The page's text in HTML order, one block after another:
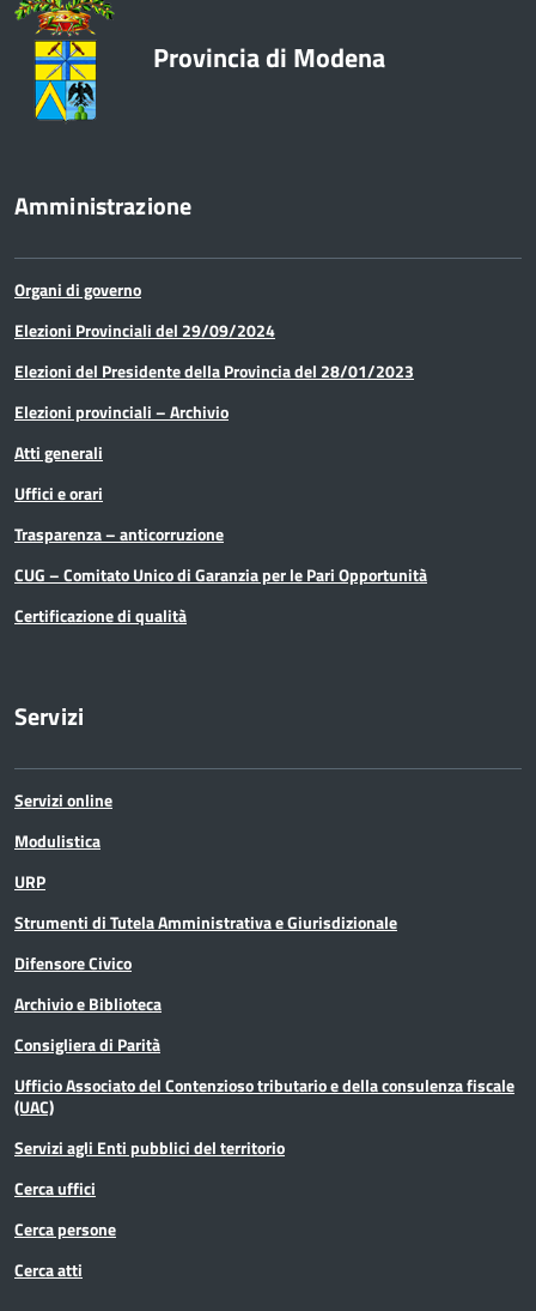
Formazione
Lavori pubblici e acquisto di beni e
servizi
Lavoro
Media e comunicazione
Partecipazioni Societarie
Personale
Scuola
Terremoto
Provincia di Modena
Amministrazione
Organi di governo
Elezioni Provinciali del 29/09/2024
Elezioni del Presidente della Provincia del 28/01/2023
Elezioni provinciali – Archivio
Atti generali
Uffici e orari
Trasparenza – anticorruzione
CUG – Comitato Unico di Garanzia per le Pari Opportunità
Certificazione di qualità
Servizi
Servizi online
Modulistica
URP
Strumenti di Tutela Amministrativa e Giurisdizionale
Difensore Civico
Archivio e Biblioteca
Consigliera di Parità
Ufficio Associato del Contenzioso tributario e della consulenza fiscale
(UAC)
Servizi agli Enti pubblici del territorio
Cerca uffici
Cerca persone
Cerca atti